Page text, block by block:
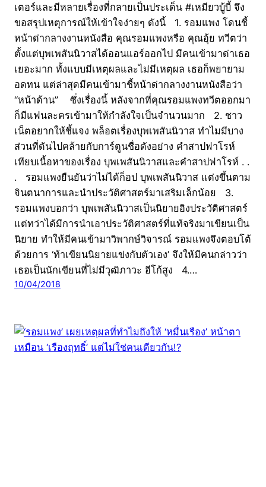
เตอร์และมีหลายเรื่องที่กลายเป็นประเด็น #เหมียวบู้บี้ จึง
ขอสรุปเหตุการณ์ให้เข้าใจง่ายๆ ดังนี้ 1. รอมแพง โดนชี้
หน้าด่ากลางงานหนังสือ คุณรอมแพงหรือ คุณอุ้ย ทวีตว่า
ตั้งแต่บุพเพสันนิวาสได้ออนแอร์ออกไป มีคนเข้ามาด่าเธอ
เยอะมาก ทั้งแบบมีเหตุผลและไม่มีเหตุผล เธอก็พยายาม
อดทน แต่ล่าสุดมีคนเข้ามาชี้หน้าด่ากลางงานหนังสือว่า
“หน้าด้าน” ซึ่งเรื่องนี้ หลังจากที่คุณรอมแพงทวีตออกมา
ก็มีแฟนละครเข้ามาให้กำลังใจเป็นจำนวนมาก 2. ชาว
เน็ตอยากให้ชี้แจง พล็อตเรื่องบุพเพสันนิวาส ทำไมมีบาง
ส่วนที่ดันไปคล้ายกับการ์ตูนชื่อดังอย่าง คำสาปฟาโรห์
เทียบเนื้อหาของเรื่อง บุพเพสันนิวาสและคำสาปฟาโรห์ . .
. รอมแพงยืนยันว่าไม่ได้ก็อป บุพเพสันนิวาส แต่งขึ้นตาม
จินตนาการและนำประวัติศาสตร์มาเสริมเล็กน้อย 3.
รอมแพงบอกว่า บุพเพสันนิวาสเป็นนิยายอิงประวัติศาสตร์
แต่ทว่าได้มีการนำเอาประวัติศาสตร์ที่แท้จริงมาเขียนเป็น
นิยาย ทำให้มีคนเข้ามาวิพากษ์วิจารณ์ รอมแพงจึงตอบโต้
ด้วยการ ‘ท้าเขียนนิยายแข่งกับตัวเอง’ จึงให้มีคนกล่าวว่า
เธอเป็นนักเขียนที่ไม่มีวุฒิภาวะ อีโก้สูง 4.…
10/04/2018